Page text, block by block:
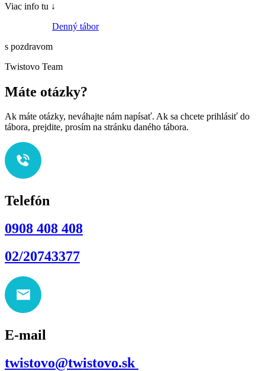
Viac info tu ↓
Denný tábor
s pozdravom
Twistovo Team
Máte otázky?
Ak máte otázky, neváhajte nám napísať. Ak sa chcete prihlásiť do
tábora, prejdite, prosím na stránku daného tábora.
Telefón
0908 408 408
02/20743377
E-mail
twistovo@twistovo.sk